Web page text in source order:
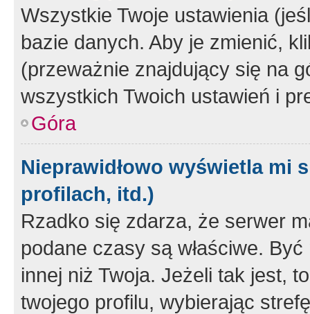
Wszystkie Twoje ustawienia
bazie danych. Aby je zmienić,
(przeważnie znajdujący się na
wszystkich Twoich ustawień i
Góra
Nieprawidłowo wyświetla mi
profilach, itd.)
Rzadko się zdarza, że serwer
podane czasy są właściwe.
innej niż Twoja. Jeżeli tak jest,
twojego profilu, wybierając